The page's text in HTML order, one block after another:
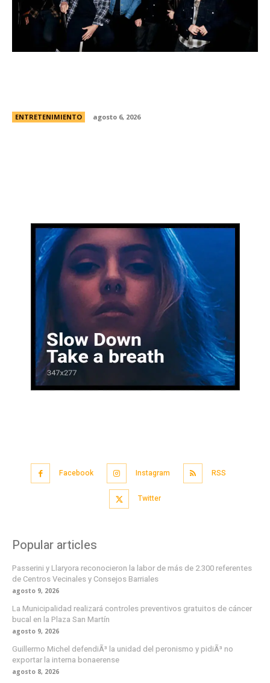
ENTRETENIMIENTO agosto 6, 2026
Facebook Instagram RSS
Twitter
Popular articles
Passerini y Llaryora reconocieron la labor de más de 2.300 referentes
de Centros Vecinales y Consejos Barriales
agosto 9, 2026
La Municipalidad realizará controles preventivos gratuitos de cáncer
bucal en la Plaza San Martín
agosto 9, 2026
Guillermo Michel defendiÃ³ la unidad del peronismo y pidiÃ³ no
exportar la interna bonaerense
agosto 8, 2026